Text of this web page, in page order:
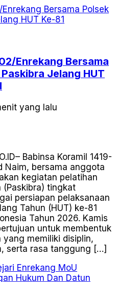
Enrekang Bersama
Jelang HUT
yang lalu
Babinsa Koramil 1419-
Naim, bersama anggota
kegiatan pelatihan
(Paskibra) tingkat
persiapan pelaksanaan
Tahun (HUT) ke-81
Tahun 2026. Kamis
untuk membentuk
yang memiliki disiplin,
serta rasa tanggung […]